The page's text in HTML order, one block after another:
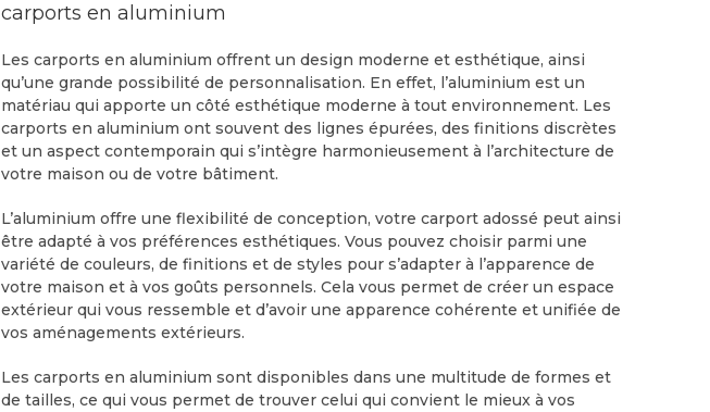
carports en aluminium
Les carports en aluminium offrent un design moderne et esthétique, ainsi
qu’une grande possibilité de personnalisation. En effet, l’aluminium est un
matériau qui apporte un côté esthétique moderne à tout environnement. Les
carports en aluminium ont souvent des lignes épurées, des finitions discrètes
et un aspect contemporain qui s’intègre harmonieusement à l’architecture de
votre maison ou de votre bâtiment.
L’aluminium offre une flexibilité de conception, votre carport adossé peut ainsi
être adapté à vos préférences esthétiques. Vous pouvez choisir parmi une
variété de couleurs, de finitions et de styles pour s’adapter à l’apparence de
votre maison et à vos goûts personnels. Cela vous permet de créer un espace
extérieur qui vous ressemble et d’avoir une apparence cohérente et unifiée de
vos aménagements extérieurs.
Les carports en aluminium sont disponibles dans une multitude de formes et
de tailles, ce qui vous permet de trouver celui qui convient le mieux à vos